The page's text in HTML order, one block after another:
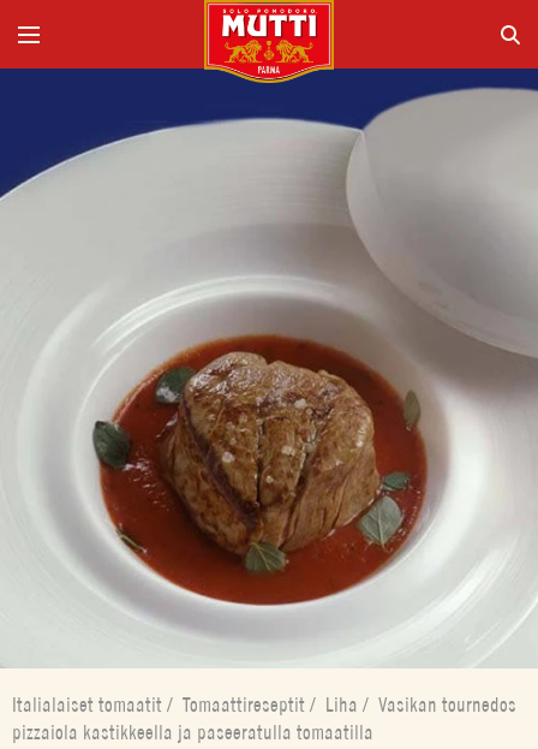
Italialaiset tomaatit / Tomaattireseptit / Liha / Vasikan tournedos
pizzaiola kastikkeella ja paseeratulla tomaatilla